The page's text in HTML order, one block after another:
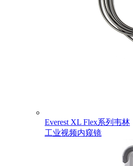
Everest XL Flex系列韦林
工业视频内窥镜